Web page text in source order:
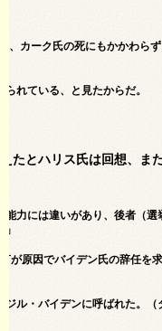
、カーク氏の死にもかかわら
れている、と見たからだ。
たとハリス氏は回想、ま
力には違いがあり、後者（選
が原因でバイデン氏の辞任を
ル・バイデンに呼ばれた。